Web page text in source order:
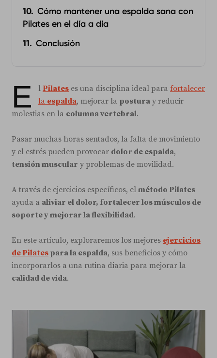
Cómo mantener una espalda sana con
Pilates en el día a día
Conclusión
E l Pilates es una disciplina ideal para fortalecer
la espalda, mejorar la postura y reducir
molestias en la columna vertebral.
Pasar muchas horas sentados, la falta de movimiento
y el estrés pueden provocar dolor de espalda,
tensión muscular y problemas de movilidad.
A través de ejercicios específicos, el método Pilates
ayuda a aliviar el dolor, fortalecer los músculos de
soporte y mejorar la flexibilidad.
En este artículo, exploraremos los mejores ejercicios
de Pilates para la espalda, sus beneficios y cómo
incorporarlos a una rutina diaria para mejorar la
calidad de vida.